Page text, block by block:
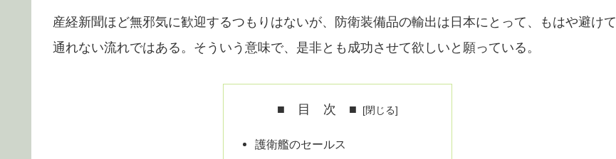
産経新聞ほど無邪気に歓迎するつもりはないが、防衛装備品の輸出は日本にとって、もはや避けて
通れない流れではある。そういう意味で、是非とも成功させて欲しいと願っている。
■ 目 次 ■
護衛艦のセールス